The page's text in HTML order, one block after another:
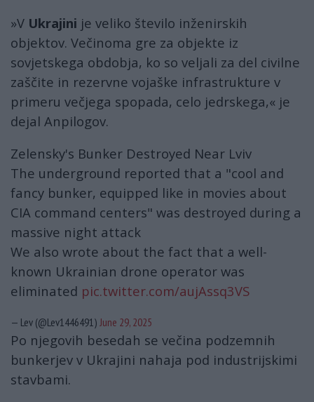
»V Ukrajini je veliko število inženirskih
objektov. Večinoma gre za objekte iz
sovjetskega obdobja, ko so veljali za del civilne
zaščite in rezervne vojaške infrastrukture v
primeru večjega spopada, celo jedrskega,« je
dejal Anpilogov.
Zelensky's Bunker Destroyed Near Lviv
The underground reported that a "cool and
fancy bunker, equipped like in movies about
CIA command centers" was destroyed during a
massive night attack
We also wrote about the fact that a well-
known Ukrainian drone operator was
eliminated pic.twitter.com/aujAssq3VS
— Lev (@Lev1446491) June 29, 2025
Po njegovih besedah ​​se večina podzemnih
bunkerjev v Ukrajini nahaja pod industrijskimi
stavbami.